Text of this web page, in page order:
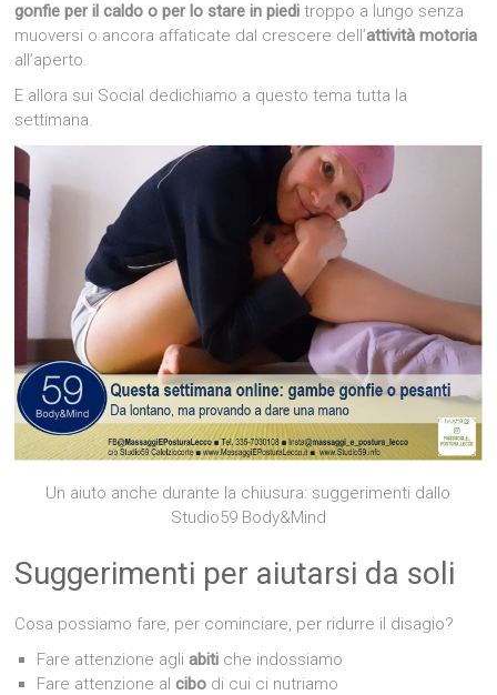
gonfie per il caldo o per lo stare in piedi troppo a lungo senza
muoversi o ancora affaticate dal crescere dell’attività motoria
all’aperto.
E allora sui Social dedichiamo a questo tema tutta la
settimana.
Un aiuto anche durante la chiusura: suggerimenti dallo
Studio59 Body&Mind
Suggerimenti per aiutarsi da soli
Cosa possiamo fare, per cominciare, per ridurre il disagio?
Fare attenzione agliabiti che indossiamo
Fare attenzione alcibo di cui ci nutriamo